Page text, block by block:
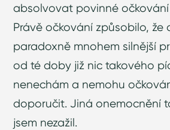
absolvovat povinné
Právě očkování způsobilo, že
paradoxně mnohem silnější
od té doby již nic takového
nenechám a nemohu
doporučit. Jiná onemocnění
jsem nezažil.